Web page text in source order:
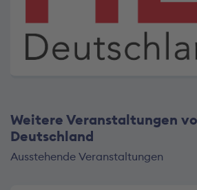
Weitere Veranstaltungen
Deutschland
Ausstehende Veranstaltungen